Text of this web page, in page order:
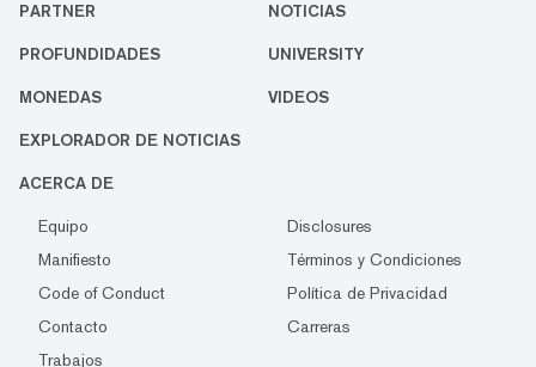
PARTNER NOTICIAS
PROFUNDIDADES UNIVERSITY
MONEDAS VIDEOS
EXPLORADOR DE NOTICIAS
ACERCA DE
Equipo
Disclosures
Manifiesto
Términos y Condiciones
Code of Conduct
Política de Privacidad
Contacto
Carreras
Trabajos